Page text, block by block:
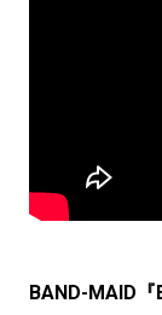
BAND-MAID